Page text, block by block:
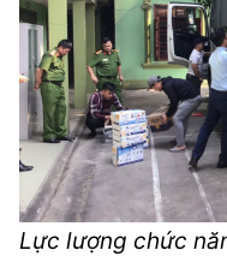
Lực lượng chức